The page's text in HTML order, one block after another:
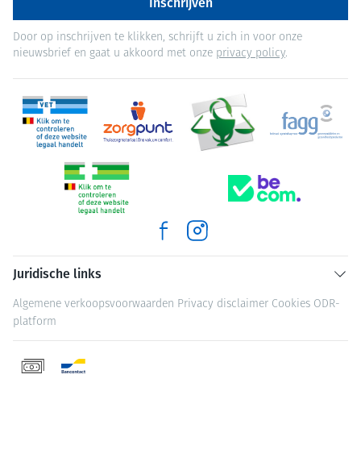
Door op inschrijven te klikken, schrijft u zich in voor onze
nieuwsbrief en gaat u akkoord met onze privacy policy.
Juridische links
Algemene verkoopsvoorwaarden Privacy disclaimer Cookies ODR-
platform